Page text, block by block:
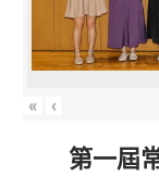
« ‹
第一屆